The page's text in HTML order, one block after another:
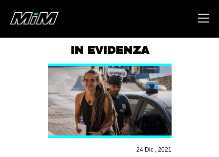
ABOUT
AREA
DEGENERAZIONE
GAZA FREESTYLE
IN EVIDENZA
24 Dic , 2021